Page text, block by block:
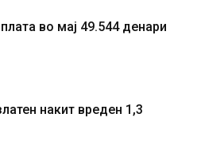
во мај 49.544 денари
накит вреден 1,3